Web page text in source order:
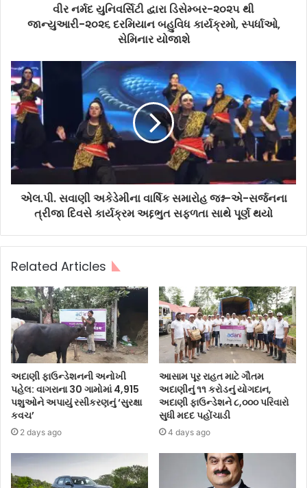
વીર નર્મદ યુનિવર્સિટી દ્વારા ડિસેમ્બર-૨૦૨૫ થી
જાન્યુઆરી-૨૦૨૬ દરમિયાન બહુવિધ કાર્યક્રમો, સ્પર્ધાઓ,
સેમિનાર યોજાશે
એલ.પી. સવાણી અકેડેમીના વાર્ષિક સમારોહ જશ્ન-એ-સર્જનના
ત્રીજા દિવસે કાર્યક્રમ અદ્દભુત સફળતા સાથે પૂર્ણ થયો
Related Articles
અદાણી ફાઉન્ડેશનની અનોખી
પહેલ: વાગરાના 30 ગામોમાં 4,915
પશુઓને અપાયું રસીકરણનું ‘સુરક્ષા
કવચ’
2 days ago
આસામ પૂર રાહત માટે ગૌતમ
અદાણીનું ૧૧ કરોડનું યોગદાન,
અદાણી ફાઉન્ડેશને ૮,૦૦૦ પરિવારો
સુધી મદદ પહોંચાડી
4 days ago